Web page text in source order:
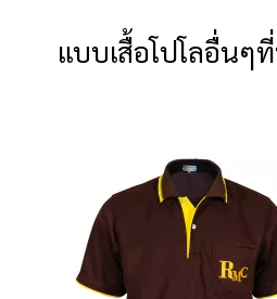
แบบเสื้อโปโลอื่นๆ